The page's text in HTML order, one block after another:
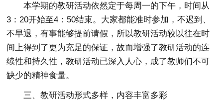
本学期的教研活动依然定于每周一的下午，时间从
3：20开始至4：50结束。大家都能准时参加，不迟到、
不早退，有事能够提前请假，所以教研活动较以往在时
间上得到了更为充足的保证，故而增强了教研活动的连
续性和持久性，教研活动已深入人心，成了教师们不可
缺少的精神食量。
三、教研活动形式多样，内容丰富多彩